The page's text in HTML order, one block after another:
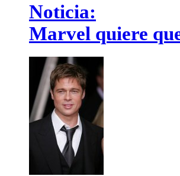
Noticia:
Marvel quiere